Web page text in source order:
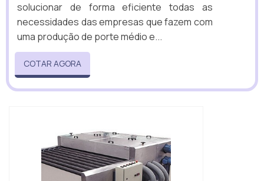
solucionar de forma eficiente todas as
necessidades das empresas que fazem com
uma produção de porte médio e...
COTAR AGORA